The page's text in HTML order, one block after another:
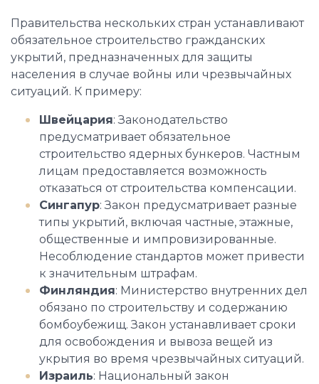
Правительства нескольких стран устанавливают
обязательное строительство гражданских
укрытий, предназначенных для защиты
населения в случае войны или чрезвычайных
ситуаций. К примеру:
Швейцария: Законодательство
предусматривает обязательное
строительство ядерных бункеров. Частным
лицам предоставляется возможность
отказаться от строительства компенсации.
Сингапур: Закон предусматривает разные
типы укрытий, включая частные, этажные,
общественные и импровизированные.
Несоблюдение стандартов может привести
к значительным штрафам.
Финляндия: Министерство внутренних дел
обязано по строительству и содержанию
бомбоубежищ. Закон устанавливает сроки
для освобождения и вывоза вещей из
укрытия во время чрезвычайных ситуаций.
Израиль: Национальный закон